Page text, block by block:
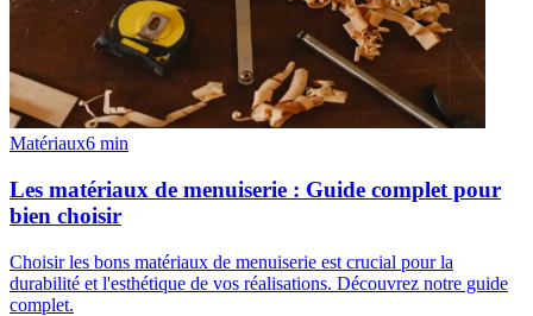
Matériaux6 min
Les matériaux de menuiserie : Guide complet pour
bien choisir
Choisir les bons matériaux de menuiserie est crucial pour la
durabilité et l'esthétique de vos réalisations. Découvrez notre guide
complet.